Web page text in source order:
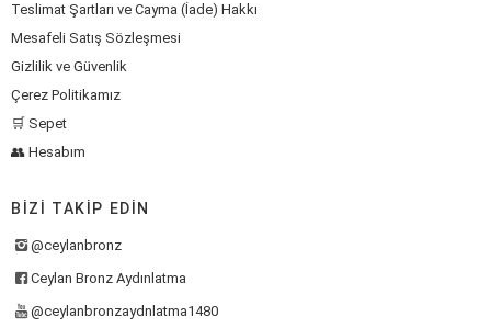
Teslimat Şartları ve Cayma (İade) Hakkı
Mesafeli Satış Sözleşmesi
Gizlilik ve Güvenlik
Çerez Politikamız
🛒 Sepet
👥 Hesabım
BIZI TAKIP EDIN
@ceylanbronz
Ceylan Bronz Aydınlatma
@ceylanbronzaydnlatma1480